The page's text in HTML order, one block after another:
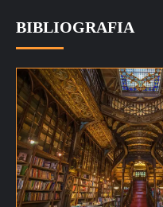
BIBLIOGRAFIA